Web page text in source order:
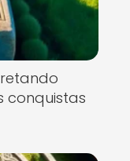
conquistas